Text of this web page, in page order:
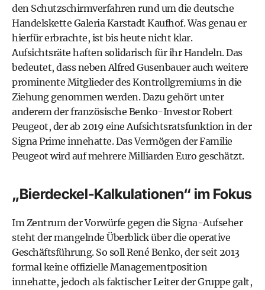
den Schutzschirmverfahren rund um die deutsche
Handelskette Galeria Karstadt Kaufhof. Was genau er
hierfür erbrachte, ist bis heute nicht klar.
Aufsichtsräte haften solidarisch für ihr Handeln. Das
bedeutet, dass neben Alfred Gusenbauer auch weitere
prominente Mitglieder des Kontrollgremiums in die
Ziehung genommen werden. Dazu gehört unter
anderem der französische Benko-Investor Robert
Peugeot, der ab 2019 eine Aufsichtsratsfunktion in der
Signa Prime innehatte. Das Vermögen der Familie
Peugeot wird auf mehrere Milliarden Euro geschätzt.
„Bierdeckel-Kalkulationen“ im Fokus
Im Zentrum der Vorwürfe gegen die Signa-Aufseher
steht der mangelnde Überblick über die operative
Geschäftsführung. So soll René Benko, der seit 2013
formal keine offizielle Managementposition
innehatte, jedoch als faktischer Leiter der Gruppe galt,